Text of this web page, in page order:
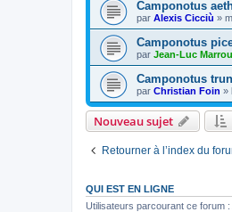
Camponotus
par Alexis Cicciù »
Camponotus
par Jean-Luc Marrou
Camponotus
par Christian Foin »
Nouveau sujet
Retourner à l’index du
QUI EST EN LIGNE
Utilisateurs parcourant ce forum